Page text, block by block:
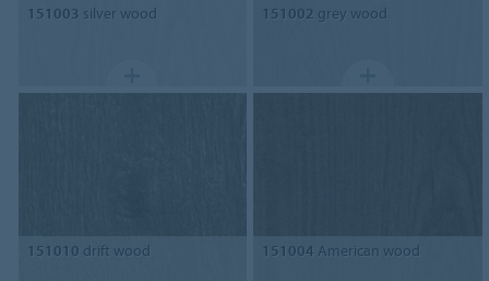
151003 silver wood 151002 grey wood
151010 drift wood 151004 American wood